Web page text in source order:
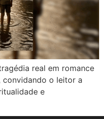
real em romance
convidando o leitor a
e